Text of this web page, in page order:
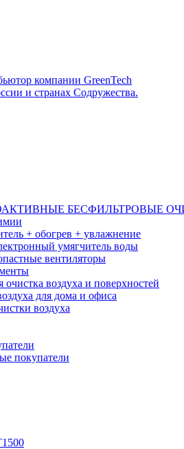
БЕСФИЛЬТРОВЫЕ
+ обогрев + увлажнение
умягчитель воды
вентиляторы
очистка воздуха и поверхностей
для дома и офиса
воздуха
покупатели